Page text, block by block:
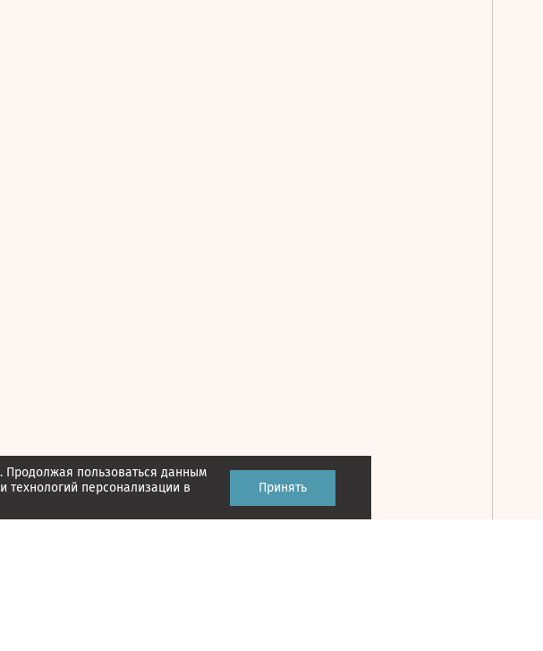
Продолжая пользоваться данным
технологий персонализации в
Принять